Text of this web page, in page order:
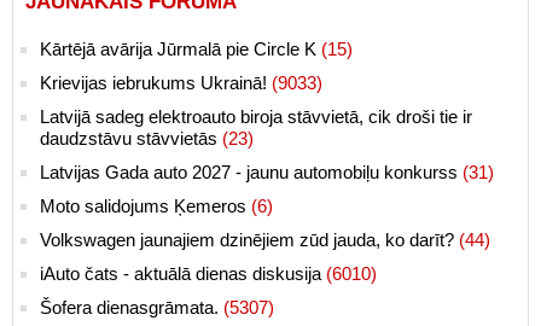
Kārtējā avārija Jūrmalā pie Circle K (15)
Krievijas iebrukums Ukrainā! (9033)
Latvijā sadeg elektroauto biroja stāvvietā, cik droši tie ir
daudzstāvu stāvvietās (23)
Latvijas Gada auto 2027 - jaunu automobiļu konkurss (31)
Moto salidojums Ķemeros (6)
Volkswagen jaunajiem dzinējiem zūd jauda, ko darīt? (44)
iAuto čats - aktuālā dienas diskusija (6010)
Šofera dienasgrāmata. (5307)